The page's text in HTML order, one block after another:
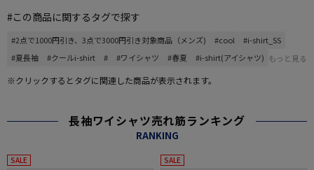
#この商品に関するタグで探す
#2点で1000円引き、3点で3000円引き対象商品（メンズ) #cool
#i-shirt_SS
#夏長袖
#クールi-shirt # #ワイシャツ #春夏 #i-shirt(アイシャツ) もっと見る
※クリックするとタグに関連した商品が表示されます。
長袖ワイシャツ売れ筋ランキング
RANKING
SALE SALE